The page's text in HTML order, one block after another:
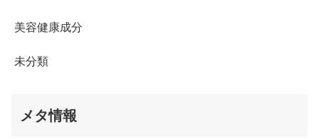
美容健康成分
未分類
メタ情報